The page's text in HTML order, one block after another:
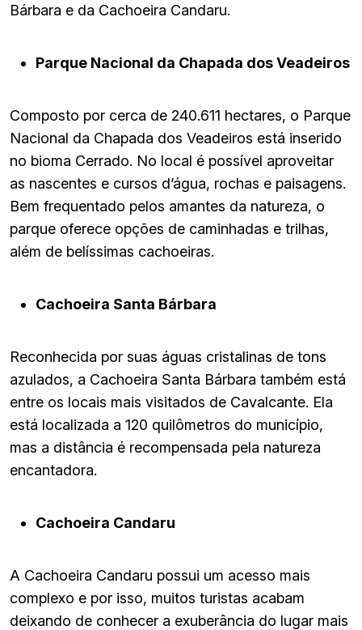
Bárbara e da Cachoeira Candaru.
Parque Nacional da Chapada dos Veadeiros
Composto por cerca de 240.611 hectares, o Parque
Nacional da Chapada dos Veadeiros está inserido
no bioma Cerrado. No local é possível aproveitar
as nascentes e cursos d’água, rochas e paisagens.
Bem frequentado pelos amantes da natureza, o
parque oferece opções de caminhadas e trilhas,
além de belíssimas cachoeiras.
Cachoeira Santa Bárbara
Reconhecida por suas águas cristalinas de tons
azulados, a Cachoeira Santa Bárbara também está
entre os locais mais visitados de Cavalcante. Ela
está localizada a 120 quilômetros do município,
mas a distância é recompensada pela natureza
encantadora.
Cachoeira Candaru
A Cachoeira Candaru possui um acesso mais
complexo e por isso, muitos turistas acabam
deixando de conhecer a exuberância do lugar mais